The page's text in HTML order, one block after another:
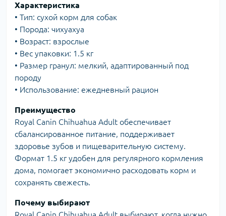
Характеристика
• Тип: сухой корм для собак
• Порода: чихуахуа
• Возраст: взрослые
• Вес упаковки: 1.5 кг
• Размер гранул: мелкий, адаптированный под
породу
• Использование: ежедневный рацион
Преимущество
Royal Canin Chihuahua Adult обеспечивает
сбалансированное питание, поддерживает
здоровье зубов и пищеварительную систему.
Формат 1.5 кг удобен для регулярного кормления
дома, помогает экономично расходовать корм и
сохранять свежесть.
Почему выбирают